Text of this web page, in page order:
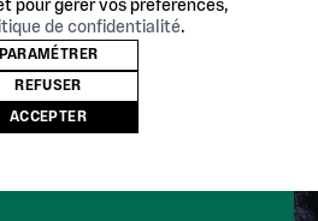
ET DE
pour gérer vos préférences,
de confidentialité.
PARAMÉTRER
REFUSER
ACCEPTER